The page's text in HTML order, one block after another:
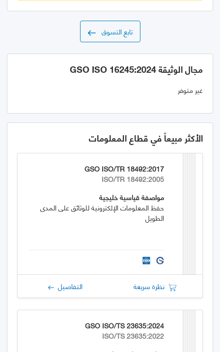
تابع التسوق
مجال الوثيقة GSO ISO 16245:2024
غير متوفر
الأكثر مبيعاً في قطاع المعلومات
GSO ISO/TR 18492:2017
ISO/TR 18492:2005
مواصفة قياسية خليجية
حفظ المعلومات الإلكترونية للوثائق على المدى
الطويل
نظرة سريعة التفاصيل
GSO ISO/TS 23635:2024
ISO/TS 23635:2022